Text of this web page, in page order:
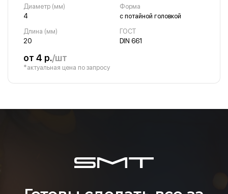
Диаметр (мм)
4
Форма
с потайной головкой
Длина (мм)
20
ГОСТ
DIN 661
от 4 р./шт
*актуальная цена по запросу